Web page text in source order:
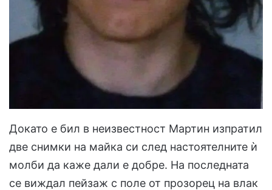
Докато е бил в неизвестност Мартин изпратил
две снимки на майка си след настоятелните ѝ
молби да каже дали е добре. На последната
се виждал пейзаж с поле от прозорец на влак